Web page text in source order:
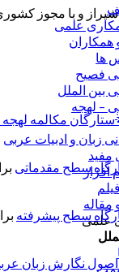
علمی
ها
فصیح
بین الملل
– لهجه
زبان و ادبیات عربی
مفید
افزار
مقاله
علمی
و با مجوز
مکالمه لهجه
سطح مقدماتی
سطح پیشرفته
نگارش زبان